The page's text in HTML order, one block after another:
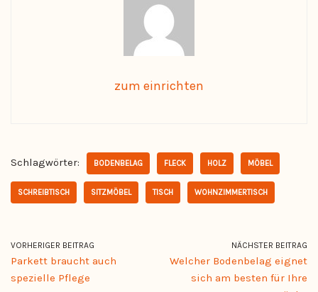
zum einrichten
Schlagwörter: BODENBELAG FLECK HOLZ MÖBEL
SCHREIBTISCH SITZMÖBEL TISCH WOHNZIMMERTISCH
VORHERIGER BEITRAG
Parkett braucht auch
spezielle Pflege
NÄCHSTER BEITRAG
Welcher Bodenbelag eignet
sich am besten für Ihre